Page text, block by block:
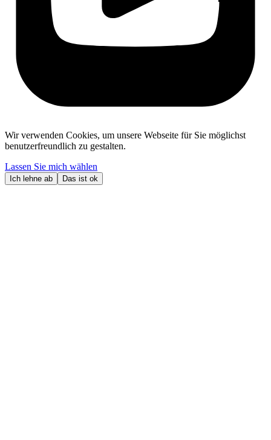
Wir verwenden Cookies, um unsere Webseite für Sie möglichst
benutzerfreundlich zu gestalten.
Lassen Sie mich wählen
Ich lehne ab Das ist ok